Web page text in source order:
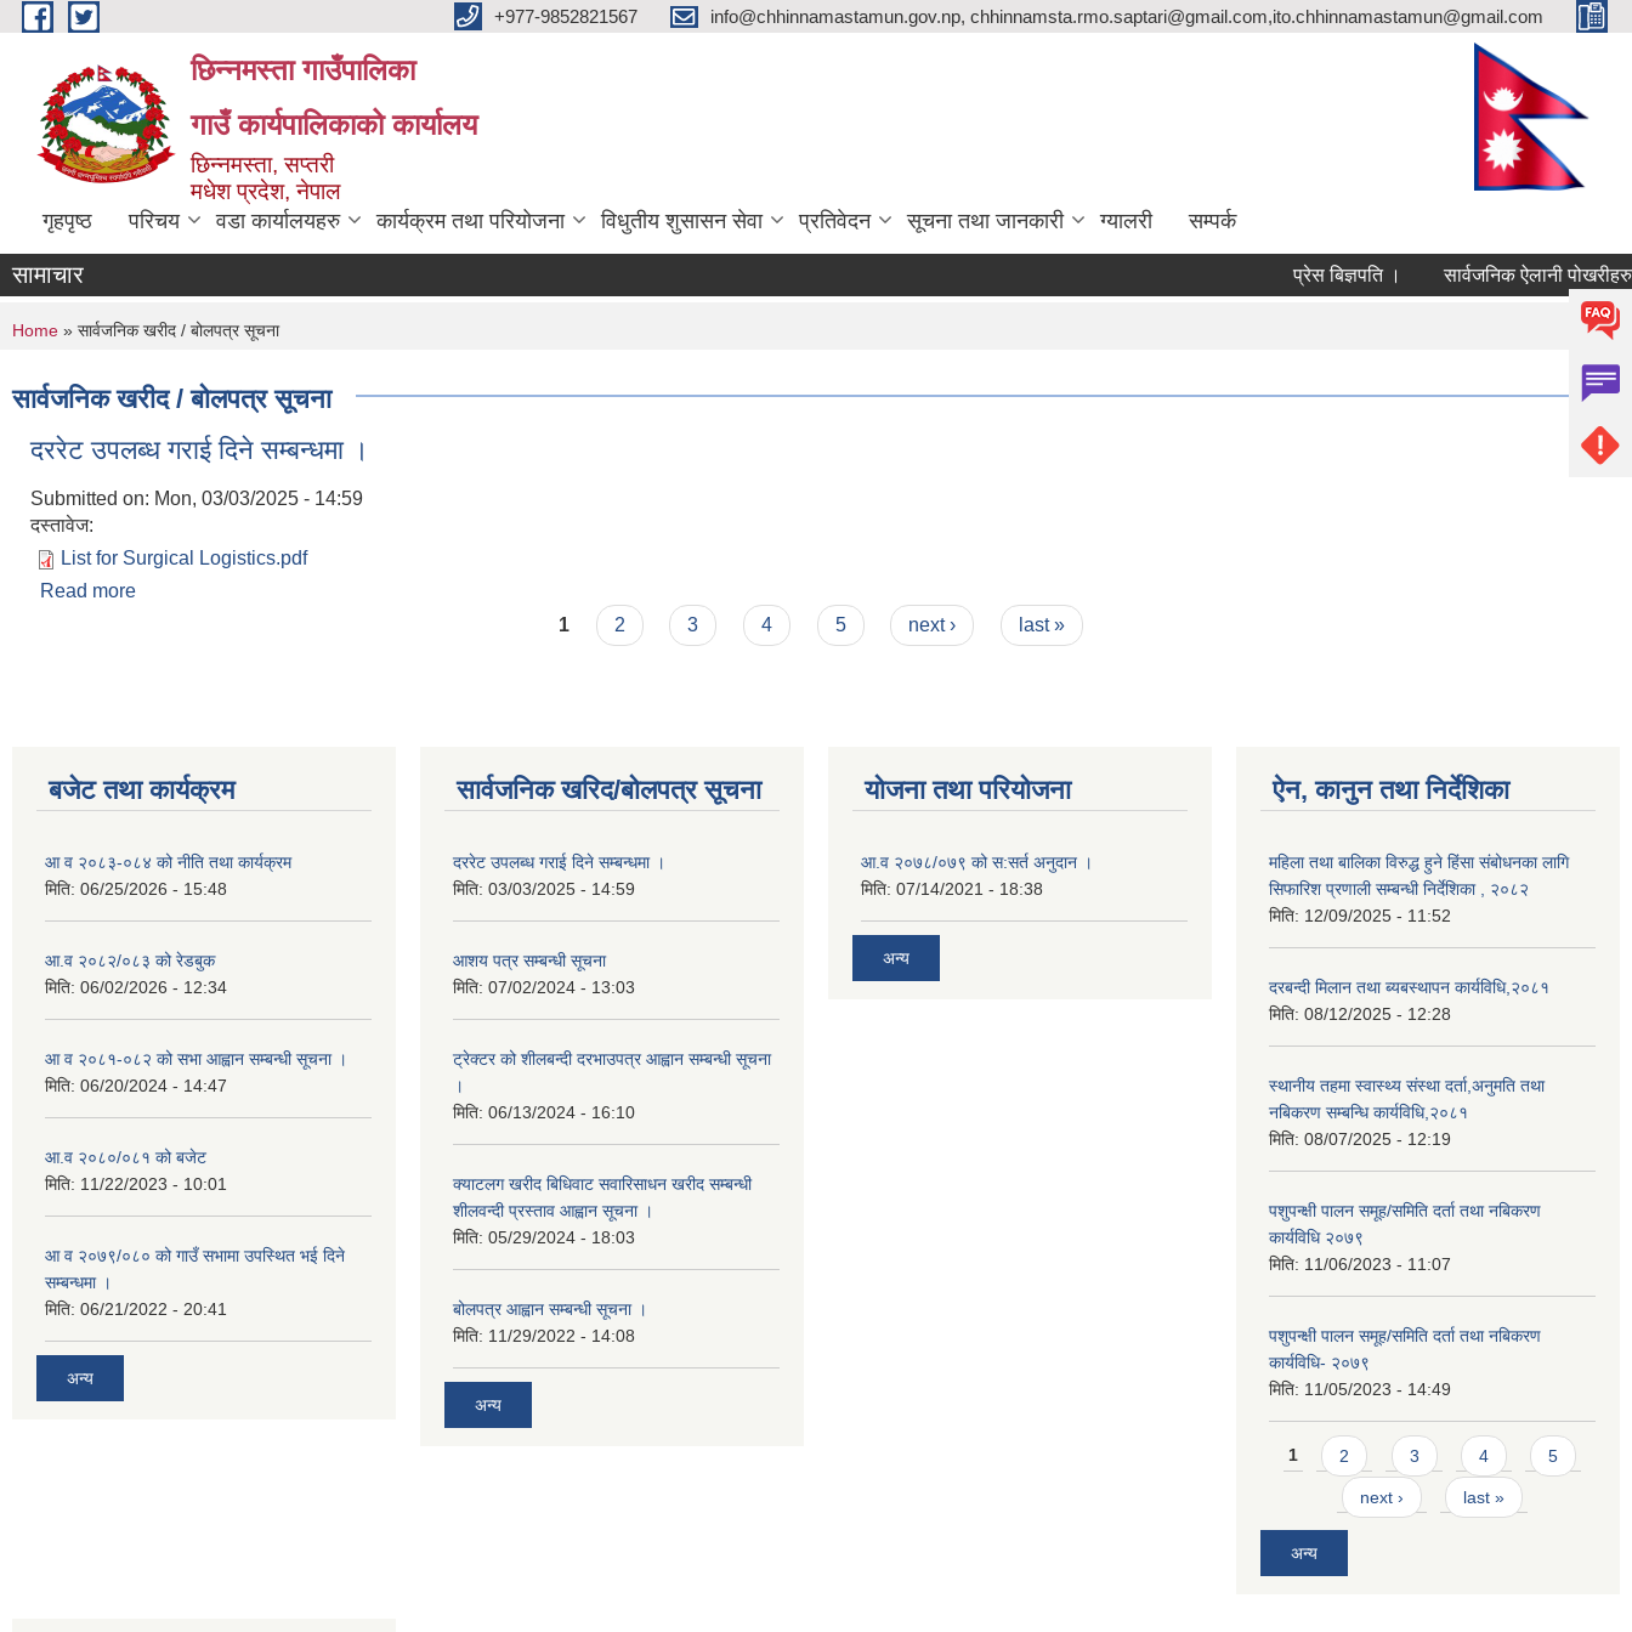
Skip to main content +977-9852821567 info@chhinnamastamun.gov.np, chhinnamsta.rmo.saptari@gmail.com,ito.chhinnamastamun@gmail.com
छिन्नमस्ता गाउँपालिका
गाउँ कार्यपालिकाको कार्यालय
छिन्नमस्ता, सप्तरी
मधेश प्रदेश, नेपाल
गृहपृष्ठ परिचय वडा कार्यालयहरु कार्यक्रम तथा परियोजना विधुतीय शुसासन सेवा प्रतिवेदन सूचना तथा जानकारी ग्यालरी सम्पर्क
सामाचार प्रेस बिज्ञपति । सार्वजनिक ऐलानी
You are here
Home » सार्वजनिक खरीद / बोलपत्र सूचना
सार्वजनिक खरीद / बोलपत्र सूचना
दररेट उपलब्ध गराई दिने सम्बन्धमा ।
Submitted on: Mon, 03/03/2025 - 14:59
दस्तावेज:
List for Surgical Logistics.pdf
Read more
1 2 3 4 5 next › last »
बजेट तथा कार्यक्रम
आ व २०८३-०८४ को नीति तथा कार्यक्रम
मिति: 06/25/2026 - 15:48
आ.व २०८२/०८३ को रेडबुक
मिति: 06/02/2026 - 12:34
आ व २०८१-०८२ को सभा आह्वान सम्बन्धी सूचना ।
मिति: 06/20/2024 - 14:47
आ.व २०८०/०८१ को बजेट
मिति: 11/22/2023 - 10:01
आ व २०७९/०८० को गाउँ सभामा उपस्थित भई दिने
सम्बन्धमा ।
मिति: 06/21/2022 - 20:41
अन्य
सार्वजनिक खरिद/बोलपत्र सूचना
दररेट उपलब्ध गराई दिने सम्बन्धमा ।
मिति: 03/03/2025 - 14:59
आशय पत्र सम्बन्धी सूचना
मिति: 07/02/2024 - 13:03
ट्रेक्टर को शीलबन्दी दरभाउपत्र आह्वान सम्बन्धी सूचना
।
मिति: 06/13/2024 - 16:10
क्याटलग खरीद बिधिवाट सवारिसाधन खरीद सम्बन्धी
शीलवन्दी प्रस्ताव आह्वान सूचना ।
मिति: 05/29/2024 - 18:03
बोलपत्र आह्वान सम्बन्धी सूचना ।
मिति: 11/29/2022 - 14:08
अन्य
योजना तथा परियोजना
आ.व २०७८/०७९ को स:सर्त अनुदान ।
मिति: 07/14/2021 - 18:38
अन्य
ऐन, कानुन तथा निर्देशिका
महिला तथा बालिका विरुद्ध हुने हिंसा संबोधनका लागि
सिफारिश प्रणाली सम्बन्धी निर्देशिका , २०८२
मिति: 12/09/2025 - 11:52
दरबन्दी मिलान तथा ब्यबस्थापन कार्यविधि,२०८१
मिति: 08/12/2025 - 12:28
स्थानीय तहमा स्वास्थ्य संस्था दर्ता,अनुमति तथा
नबिकरण सम्बन्धि कार्यविधि,२०८१
मिति: 08/07/2025 - 12:19
पशुपन्क्षी पालन समूह/समिति दर्ता तथा नबिकरण
कार्यविधि २०७९
मिति: 11/06/2023 - 11:07
पशुपन्क्षी पालन समूह/समिति दर्ता तथा नबिकरण
कार्यविधि- २०७९
मिति: 11/05/2023 - 14:49
Pages
1 2 3 4 5
next › last »
अन्य